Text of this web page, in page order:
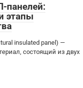
панелей:
этапы
insulated panel) —
состоящий из двух